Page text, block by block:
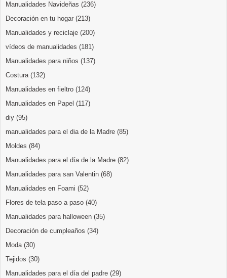
Manualidades Navideñas (236)
Decoración en tu hogar (213)
Manualidades y reciclaje (200)
vídeos de manualidades (181)
Manualidades para niños (137)
Costura (132)
Manualidades en fieltro (124)
Manualidades en Papel (117)
diy (95)
manualidades para el dia de la Madre (85)
Moldes (84)
Manualidades para el día de la Madre (82)
Manualidades para san Valentin (68)
Manualidades en Foami (52)
Flores de tela paso a paso (40)
Manualidades para halloween (35)
Decoración de cumpleaños (34)
Moda (30)
Tejidos (30)
Manualidades para el día del padre (29)